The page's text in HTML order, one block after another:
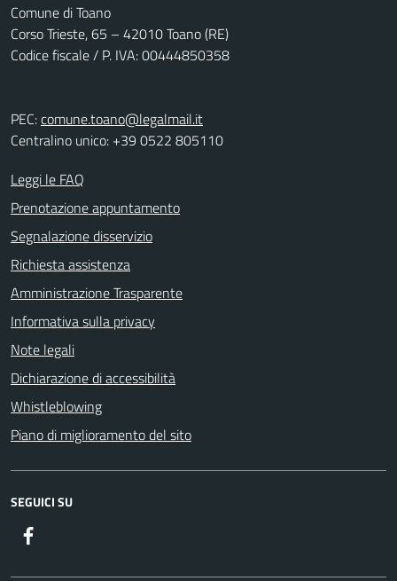
Comune di Toano
Corso Trieste, 65 – 42010 Toano (RE)
Codice fiscale / P. IVA: 00444850358
PEC:comune.toano@legalmail.it
Centralino unico: +39 0522 805110
Leggi le FAQ
Prenotazione appuntamento
Segnalazione disservizio
Richiesta assistenza
Amministrazione Trasparente
Informativa sulla privacy
Note legali
Dichiarazione di accessibilità
Whistleblowing
Piano di miglioramento del sito
SEGUICI SU